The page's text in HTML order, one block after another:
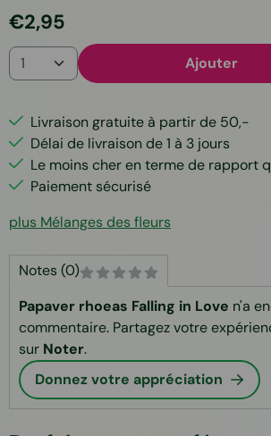
€2,95
Quantité Ajouter
Livraison gratuite à partir de 50,-
Délai de livraison de 1 à 3 jours
Le moins cher en terme de rapport
Paiement sécurisé
plus Mélanges des fleurs
Notes (0)
Papaver rhoeas Falling in Love n'a
commentaire. Partagez votre
sur Noter.
Donnez votre appréciation